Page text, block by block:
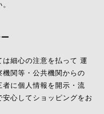
細心の注意を払って 運
関等・公共機関からの
に個人情報を開示・流
心してショッピングをお